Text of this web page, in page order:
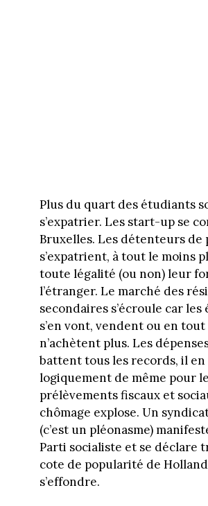
Plus du quart des étudiants
s’expatrier. Les start-up se
Bruxelles. Les détenteurs de
s’expatrient, à tout le moins
toute légalité (ou non) leur
l’étranger. Le marché des
secondaires s’écroule car
s’en vont, vendent ou en tout
n’achètent plus. Les
battent tous les records, il en
logiquement de même pour
prélèvements fiscaux et
chômage explose. Un
(c’est un pléonasme)
Parti socialiste et se déclare
cote de popularité de
s’effondre.